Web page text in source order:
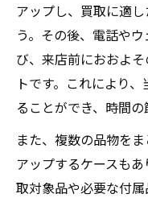
アップし、買取に適
う。その後、電話や
び、来店前におおよ
トです。これにより
ることができ、時間の
また、複数の品物を
アップするケースも
取対象品や必要な付